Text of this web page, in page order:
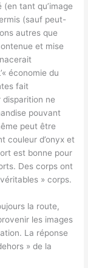
tant qu’image
(sauf peut-
autres que
et mise
économie du
fait
disparition ne
pouvant
peut être
couleur d’onyx et
est bonne pour
Des corps ont
» corps.
la route,
les images
La réponse
» de la